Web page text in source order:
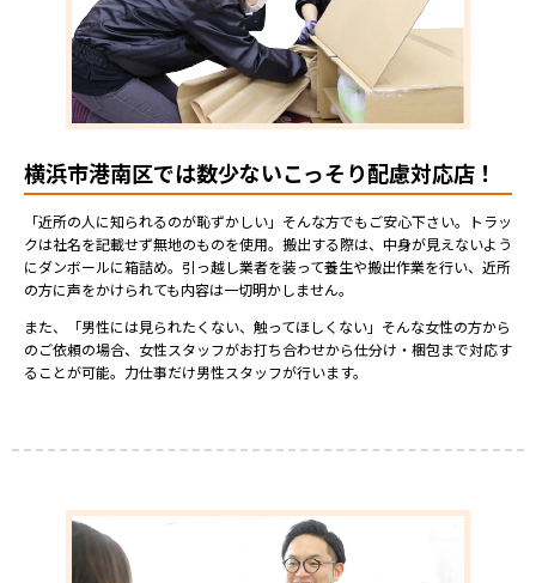
横浜市港南区では数少ないこっそり配慮対応店！
「近所の人に知られるのが恥ずかしい」そんな方でもご安心下さい。トラッ
クは社名を記載せず無地のものを使用。搬出する際は、中身が見えないよう
にダンボールに箱詰め。引っ越し業者を装って養生や搬出作業を行い、近所
の方に声をかけられても内容は一切明かしません。
また、「男性には見られたくない、触ってほしくない」そんな女性の方から
のご依頼の場合、女性スタッフがお打ち合わせから仕分け・梱包まで対応す
ることが可能。力仕事だけ男性スタッフが行います。